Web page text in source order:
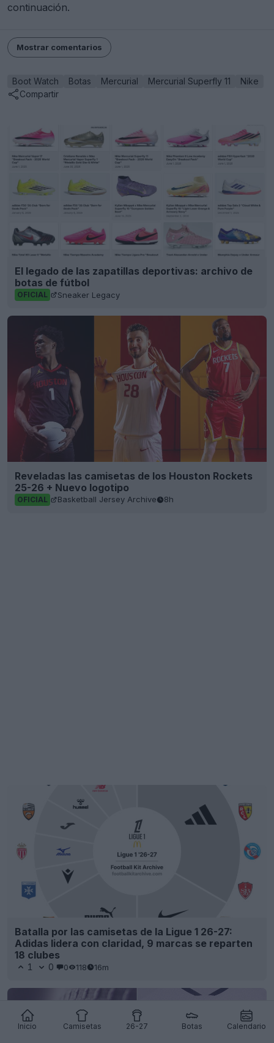
Inicio Camisetas 26-27 Botas Calendario
continuación.
Mostrar comentarios
Boot Watch Botas Mercurial Mercurial Superfly 11
Nike
Compartir
El legado de las zapatillas deportivas: archivo de
botas de fútbol
OFICIAL Sneaker Legacy
Reveladas las camisetas de los Houston Rockets
25-26 + Nuevo logotipo
OFICIAL Basketball Jersey Archive 8h
Batalla por las camisetas de la Ligue 1 26-27:
Adidas lidera con claridad, 9 marcas se reparten
18 clubes
1 0 0 118 16m